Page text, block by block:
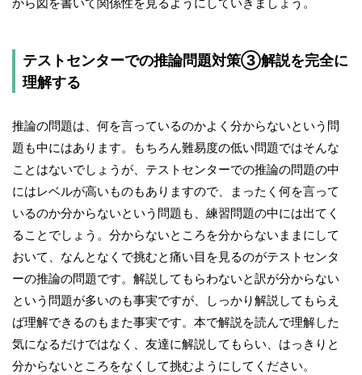
から図を書いて関係性を見るようにしていきましょう。
テストセンターでの推論問題対策③解説を完全に
理解する
推論の問題は、何を言っているのかよく分からないという問
題も中にはあります。もちろん難易度の低い問題ではそんな
ことはないでしょうが、テストセンターでの推論の問題の中
にはレベルが高いものもありますので、まったく何を言って
いるのか分からないという問題も、練習問題の中には出てく
ることでしょう。分からないところを分からないままにして
おいて、なんとなくで挑むと痛い目を見るのがテストセンタ
ーの推論の問題です。解説してもらわないと訳が分からない
という問題が多いのも事実ですが、しっかり解説してもらえ
ば理解できるのもまた事実です。本で解説を読んで理解した
気になるだけではなく、友達に解説してもらい、はっきりと
分からないところをなくして挑むようにしてください。